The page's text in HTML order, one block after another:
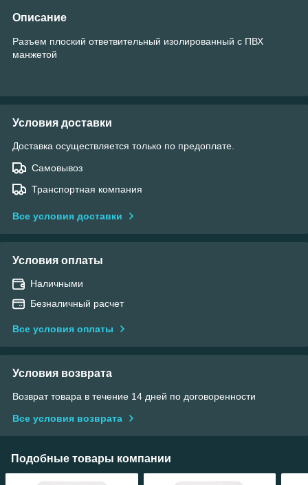
Описание
Разъем плоский ответвительный изолированный с ПВХ
манжетой
Условия доставки
Доставка осуществляется только по предоплате.
Самовывоз
Транспортная компания
Все условия доставки
Условия оплаты
Наличными
Безналичный расчет
Все условия оплаты
Условия возврата
Возврат товара в течение 14 дней по договоренности
Все условия возврата
Подобные товары компании